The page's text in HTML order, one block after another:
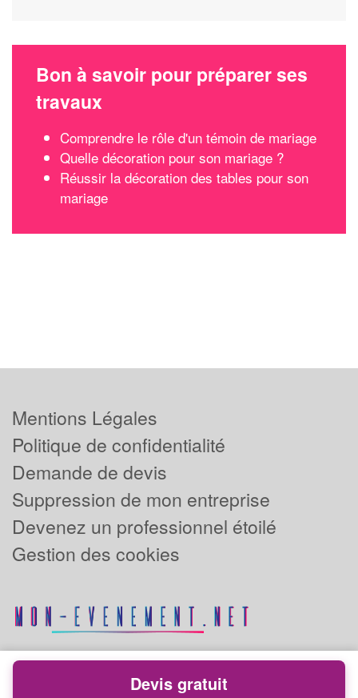
Bon à savoir pour préparer ses
travaux
Comprendre le rôle d'un témoin de mariage
Quelle décoration pour son mariage ?
Réussir la décoration des tables pour son
mariage
Mentions Légales
Politique de confidentialité
Demande de devis
Suppression de mon entreprise
Devenez un professionnel étoilé
Gestion des cookies
Powered byPlus que pro
Devis gratuit